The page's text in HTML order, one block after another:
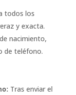
todos los
y exacta.
nacimiento,
de teléfono.
Tras enviar el